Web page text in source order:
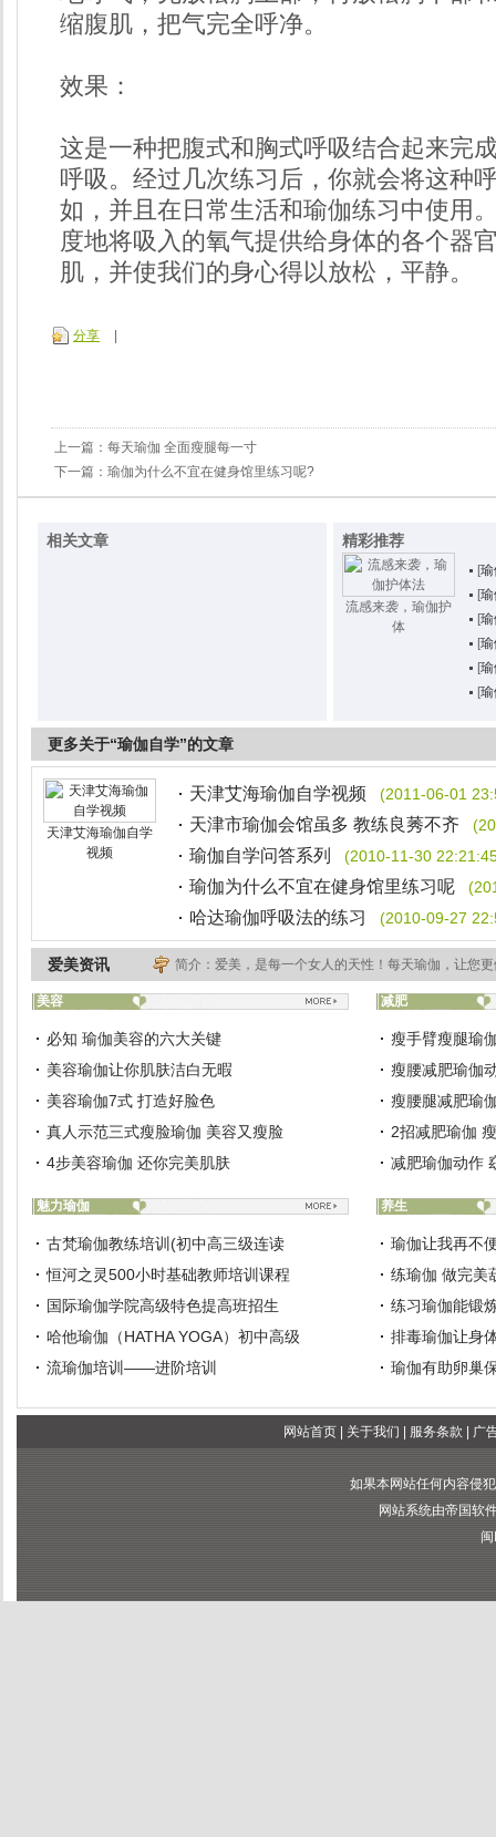
缩腹肌，把气完全呼净。
效果：
这是一种把腹式和胸式呼吸结合起来完
呼吸。经过几次练习后，你就会将这种
如，并且在日常生活和瑜伽练习中使用
度地将吸入的氧气提供给身体的各个器
肌，并使我们的身心得以放松，平静。
分享
上一篇： 每天瑜伽 全面瘦腿每一寸
下一篇： 瑜伽为什么不宜在健身馆里练习呢?
相关文章 精彩推荐
流感来袭，瑜伽护
体
[
[
[
[
[
[
更多关于“瑜伽自学”的文章
天津艾海瑜伽自学
视频
天津艾海瑜伽自学视频 (2011-06-01
天津市瑜伽会馆虽多 教练良莠不齐
瑜伽自学问答系列 (2010-11-30
瑜伽为什么不宜在健身馆里练习呢
哈达瑜伽呼吸法的练习 (2010-09-27
爱美资讯 简介：爱美，是每一个女人的天性！每天瑜伽，让您
美容
必知 瑜伽美容的六大关键
美容瑜伽让你肌肤洁白无暇
美容瑜伽7式 打造好脸色
真人示范三式瘦脸瑜伽 美容又瘦脸
4步美容瑜伽 还你完美肌肤
减肥
瘦手臂瘦腿瑜
瘦腰减肥瑜伽
瘦腰腿减肥瑜
2招减肥瑜伽
减肥瑜伽动作
魅力瑜伽
古梵瑜伽教练培训(初中高三级连读
恒河之灵500小时基础教师培训课程
国际瑜伽学院高级特色提高班招生
哈他瑜伽（HATHA YOGA）初中高级
流瑜伽培训——进阶培训
养生
瑜伽让我再不
练瑜伽 做完美
练习瑜伽能锻
排毒瑜伽让身
瑜伽有助卵巢
网站首页| 关于我们 服务条款 广
如果本网站任何内容侵
网站系统由帝国软